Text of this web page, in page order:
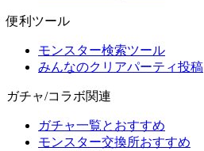
便利ツール
モンスター検索ツール
みんなのクリアパーティ投稿
ガチャ/コラボ関連
ガチャ一覧とおすすめ
モンスター交換所おすすめ